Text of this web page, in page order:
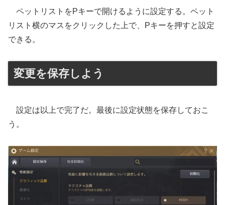
ペットリストをPキーで開けるように設定する。ペット
リスト横のマスをクリックした上で、Pキーを押すと設定
できる。
変更を保存しよう
設定は以上で完了だ。最後に設定状態を保存しておこ
う。